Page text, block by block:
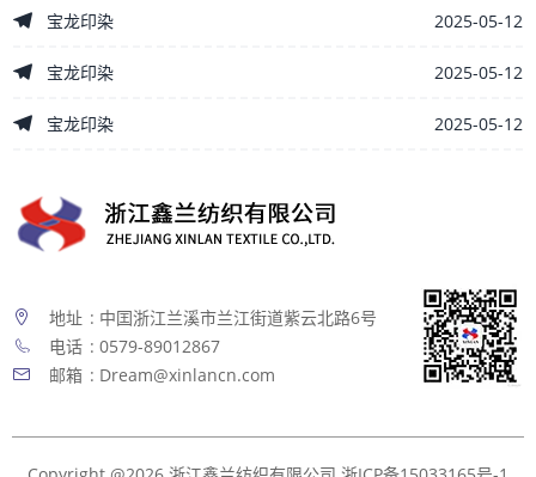
宝龙印染 2025-05-12
宝龙印染 2025-05-12
宝龙印染 2025-05-12
地址 : 中囯浙江兰溪市兰江街道紫云北路6号
电话 : 0579-89012867
邮箱 : Dream@xinlancn.com